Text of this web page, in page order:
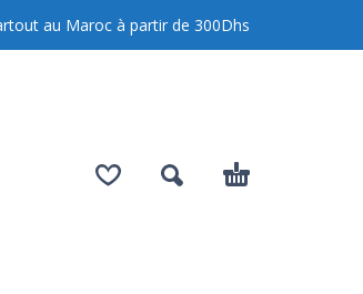
au Maroc à partir de 300Dhs